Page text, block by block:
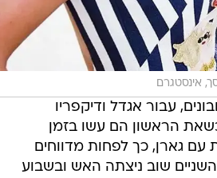
אינסטגרם
עבור אגדל ודיקפריו
הראשון הם עשו בזמן
עם גארן, כך לפחות מדווחים
שוב ניצתה האש ובשבוע